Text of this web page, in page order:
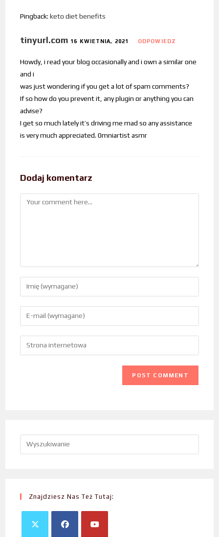
Pingback:keto diet benefits
tinyurl.com 16 KWIETNIA, 2021 ODPOWIEDZ
Howdy, i read your blog occasionally and i own a similar one
and i
was just wondering if you get a lot of spam comments?
If so how do you prevent it, any plugin or anything you can
advise?
I get so much lately it’s driving me mad so any assistance
is very much appreciated. 0mniartist asmr
Dodaj komentarz
Znajdziesz Nas Też Tutaj: